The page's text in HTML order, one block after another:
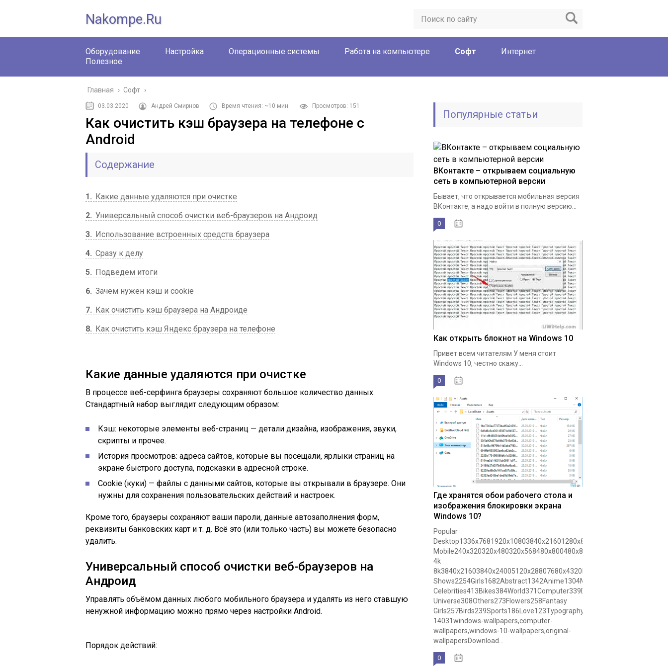
Nakompe.ru
Оборудование Настройка Операционные системы Работа на компьютере Софт
Интернет
Полезное
Главная › Софт ›
03.03.2020 Андрей Смирнов Время чтения: ~10 мин. Просмотров: 151
Как очистить кэш браузера на телефоне с
Android
Содержание
1
Какие данные удаляются при очистке
2 Универсальный способ очистки веб-браузеров на Андроид
3
Использование встроенных средств браузера
4 Сразу к делу
5
Подведем итоги
6 Зачем нужен кэш и cookie
7
Как очистить кэш браузера на Андроиде
8
Как очистить кэш Яндекс браузера на телефоне
Какие данные удаляются при очистке
В процессе веб-серфинга браузеры сохраняют большое количество данных.
Стандартный набор выглядит следующим образом:
Кэш: некоторые элементы веб-страниц — детали дизайна, изображения, звуки,
скрипты и прочее.
История просмотров: адреса сайтов, которые вы посещали, ярлыки страниц на
экране быстрого доступа, подсказки в адресной строке.
Cookie (куки) — файлы с данными сайтов, которые вы открывали в браузере. Они
нужны для сохранения пользовательских действий и настроек.
Кроме того, браузеры сохраняют ваши пароли, данные автозаполнения форм,
реквизиты банковских карт и т. д. Всё это (или только часть) вы можете безопасно
удалить.
Универсальный способ очистки веб-браузеров на
Андроид
Управлять объёмом данных любого мобильного браузера и удалять из него ставшую
ненужной информацию можно прямо через настройки Android.
Порядок действий:
Популярные статьи
ВКонтакте – открываем социальную
сеть в компьютерной версии
Бывает, что открывается мобильная версия
ВКонтакте, а надо войти в полную версию...
0
Как открыть блокнот на Windows 10
Привет всем читателям У меня стоит
Windows 10, честно скажу...
0
Где хранятся обои рабочего стола и
изображения блокировки экрана
Windows 10?
Popular
4k
Celebrities413Bikes384World371Computer339Digital
Universe308Others273Flowers258Fantasy
14031windows-wallpapers,computer-
wallpapers,windows-10-wallpapers,original-
wallpapersDownload...
0